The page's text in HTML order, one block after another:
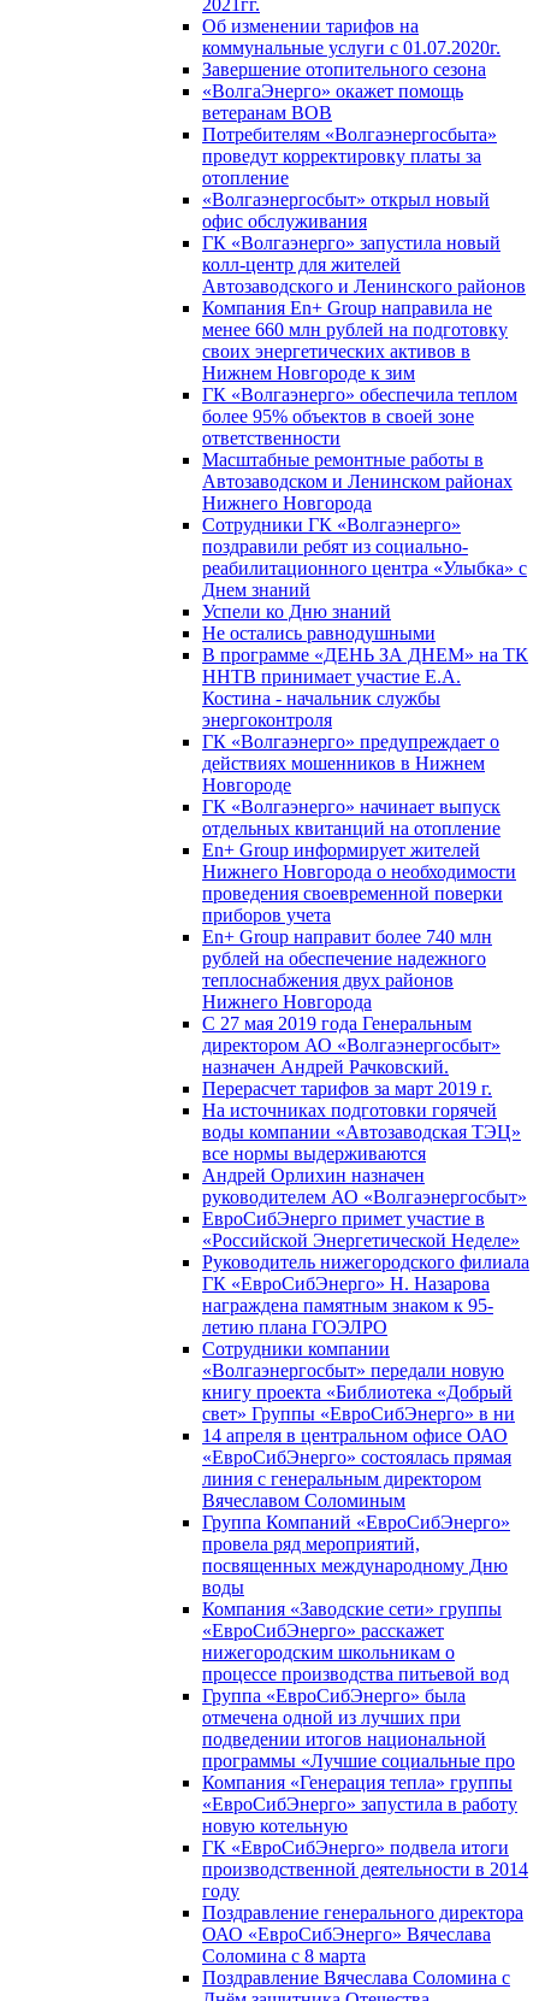
2021гг.
Об изменении тарифов на
коммунальные услуги с 01.07.2020г.
Завершение отопительного сезона
«ВолгаЭнерго» окажет помощь
ветеранам ВОВ
Потребителям «Волгаэнергосбыта»
проведут корректировку платы за
отопление
«Волгаэнергосбыт» открыл новый
офис обслуживания
ГК «Волгаэнерго» запустила новый
колл-центр для жителей
Автозаводского и Ленинского районов
Компания En+ Group направила не
менее 660 млн рублей на подготовку
своих энергетических активов в
Нижнем Новгороде к зим
ГК «Волгаэнерго» обеспечила теплом
более 95% объектов в своей зоне
ответственности
Масштабные ремонтные работы в
Автозаводском и Ленинском районах
Нижнего Новгорода
Сотрудники ГК «Волгаэнерго»
поздравили ребят из социально-
реабилитационного центра «Улыбка» с
Днем знаний
Успели ко Дню знаний
Не остались равнодушными
В программе «ДЕНЬ ЗА ДНЕМ» на ТК
ННТВ принимает участие Е.А.
Костина - начальник службы
энергоконтроля
ГК «Волгаэнерго» предупреждает о
действиях мошенников в Нижнем
Новгороде
ГК «Волгаэнерго» начинает выпуск
отдельных квитанций на отопление
En+ Group информирует жителей
Нижнего Новгорода о необходимости
проведения своевременной поверки
приборов учета
En+ Group направит более 740 млн
рублей на обеспечение надежного
теплоснабжения двух районов
Нижнего Новгорода
С 27 мая 2019 года Генеральным
директором АО «Волгаэнергосбыт»
назначен Андрей Рачковский.
Перерасчет тарифов за март 2019 г.
На источниках подготовки горячей
воды компании «Автозаводская ТЭЦ»
все нормы выдерживаются
Андрей Орлихин назначен
руководителем АО «Волгаэнергосбыт»
ЕвроСибЭнерго примет участие в
«Российской Энергетической Неделе»
Руководитель нижегородского филиала
ГК «ЕвроСибЭнерго» Н. Назарова
награждена памятным знаком к 95-
летию плана ГОЭЛРО
Сотрудники компании
«Волгаэнергосбыт» передали новую
книгу проекта «Библиотека «Добрый
свет» Группы «ЕвроСибЭнерго» в ни
14 апреля в центральном офисе ОАО
«ЕвроСибЭнерго» состоялась прямая
линия с генеральным директором
Вячеславом Соломиным
Группа Компаний «ЕвроСибЭнерго»
провела ряд мероприятий,
посвященных международному Дню
воды
Компания «Заводские сети» группы
«ЕвроСибЭнерго» расскажет
нижегородским школьникам о
процессе производства питьевой вод
Группа «ЕвроСибЭнерго» была
отмечена одной из лучших при
подведении итогов национальной
программы «Лучшие социальные про
Компания «Генерация тепла» группы
«ЕвроСибЭнерго» запустила в работу
новую котельную
ГК «ЕвроСибЭнерго» подвела итоги
производственной деятельности в 2014
году
Поздравление генерального директора
ОАО «ЕвроСибЭнерго» Вячеслава
Соломина с 8 марта
Поздравление Вячеслава Соломина с